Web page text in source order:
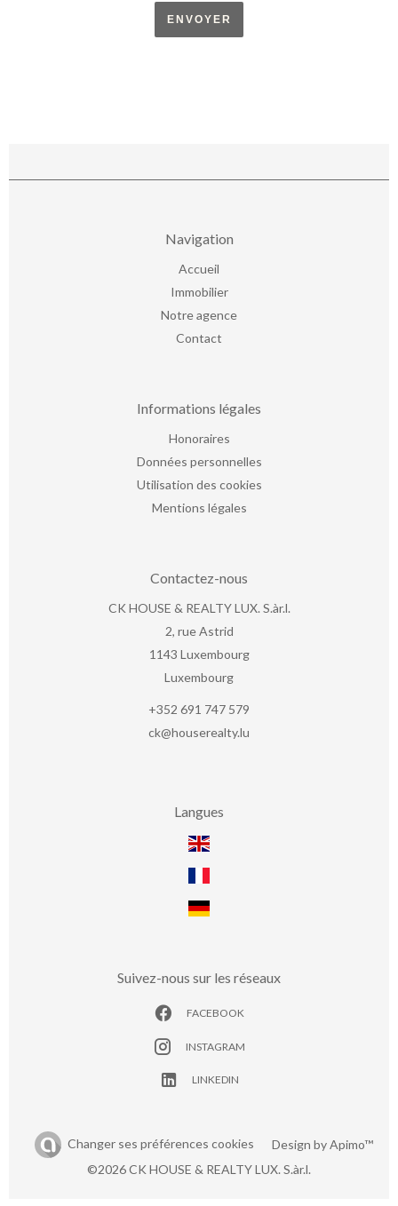
ENVOYER
Navigation
Accueil
Immobilier
Notre agence
Contact
Informations légales
Honoraires
Données personnelles
Utilisation des cookies
Mentions légales
Contactez-nous
CK HOUSE & REALTY LUX. S.àr.l.
2, rue Astrid
1143 Luxembourg
Luxembourg
+352 691 747 579
ck@houserealty.lu
Langues
Suivez-nous sur les réseaux
FACEBOOK
INSTAGRAM
LINKEDIN
Changer ses préférences cookies Design byApimo™
©2026 CK HOUSE & REALTY LUX. S.àr.l.